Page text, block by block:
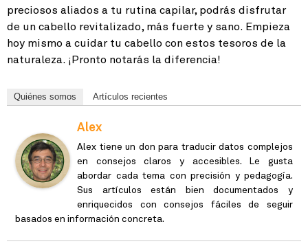
preciosos aliados a tu rutina capilar, podrás disfrutar
de un cabello revitalizado, más fuerte y sano. Empieza
hoy mismo a cuidar tu cabello con estos tesoros de la
naturaleza. ¡Pronto notarás la diferencia!
Quiénes somos Artículos recientes
Alex
Alex tiene un don para traducir datos complejos
en consejos claros y accesibles. Le gusta
abordar cada tema con precisión y pedagogía.
Sus artículos están bien documentados y
enriquecidos con consejos fáciles de seguir
basados en información concreta.